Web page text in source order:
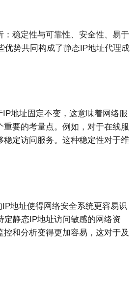
稳定性与可靠性、安全性、易于
优势共同构成了静态IP地址代理成
地址固定不变，这意味着网络服
要的考量点。例如，对于在线服
定访问服务。这种稳定性对于维
地址使得网络安全系统更容易识
静态IP地址访问敏感的网络资
和分析变得更加容易，这对于及